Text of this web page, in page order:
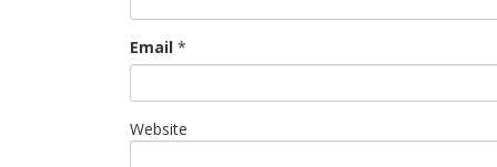
Email *
Website